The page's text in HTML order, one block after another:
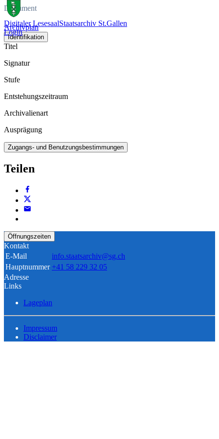
Digitaler LesesaalStaatsarchiv St.Gallen
Login
Dokument
Archivplan
Identifikation
Titel
Signatur
Stufe
Entstehungszeitraum
Archivalienart
Ausprägung
Zugangs- und Benutzungsbestimmungen
Teilen
Öffnungszeiten
Kontakt
E-Mail
info.staatsarchiv@sg.ch
Hauptnummer +41 58 229 32 05
Adresse
Links
Lageplan
Impressum
Disclaimer